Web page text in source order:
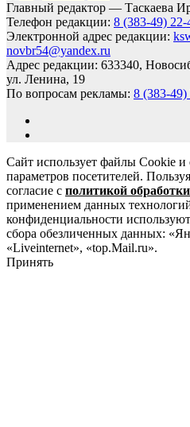
Главный редактор — Таскаева
Телефон редакции: 8 (383-49) 22-
Электронной адрес редакции:
novbr54@yandex.ru
Адрес редакции: 633340,
ул. Ленина, 19
По вопросам рекламы: 8 (383-49)
Сайт использует файлы Cookie и
параметров посетителей.
согласие с политикой
применением данных
конфиденциальности
сбора обезличенных данных:
«Liveinternet», «top.Mail.ru».
Принять